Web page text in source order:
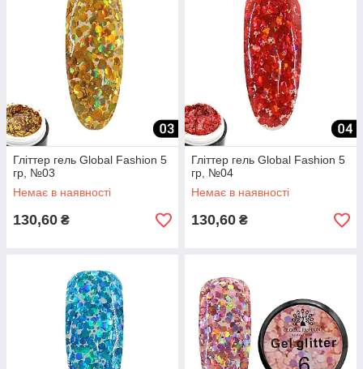
Гліттер гель Global Fashion 5
гр, №03
Немає в наявності
130,60 ₴
Гліттер гель Global Fashion 5
гр, №04
Немає в наявності
130,60 ₴